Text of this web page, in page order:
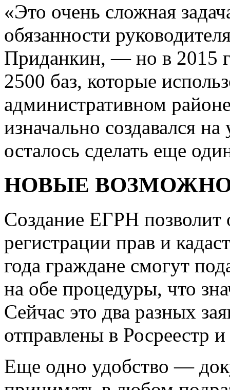
«Это очень сложная
обязанности
Приданкин, — но в 2015
2500 баз, которые
административном
изначально создавался
осталось сделать еще
НОВЫЕ
Создание ЕГРН позволит
регистрации прав и
года граждане смогут
на обе процедуры, что
Сейчас это два разных
отправлены в Росреестр
Еще одно удобство —